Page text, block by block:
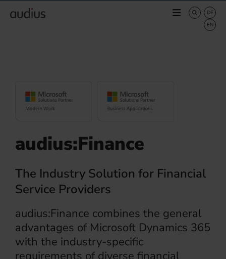
audius:Finance
The Industry Solution for Financial
Service Providers
audius:Finance combines the general
advantages of Microsoft Dynamics 365
with the industry-specific
requirements of diverse financial